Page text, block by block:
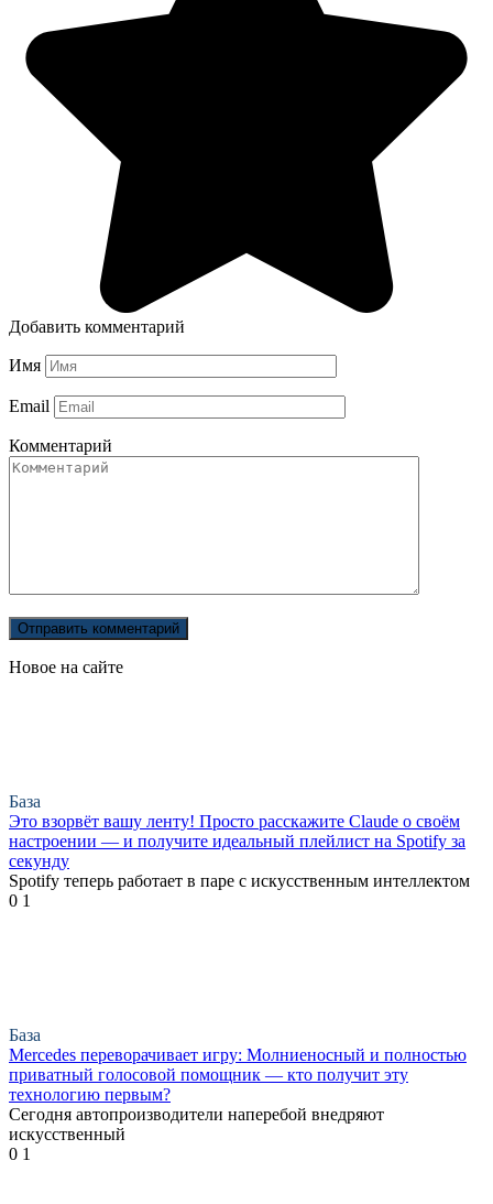
Добавить комментарий
Имя
Email
Комментарий
Новое на сайте
База
Это взорвёт вашу ленту! Просто расскажите Claude о своём
настроении — и получите идеальный плейлист на Spotify за
секунду
Spotify теперь работает в паре с искусственным интеллектом
0 1
База
Mercedes переворачивает игру: Молниеносный и полностью
приватный голосовой помощник — кто получит эту
технологию первым?
Сегодня автопроизводители наперебой внедряют
искусственный
0 1